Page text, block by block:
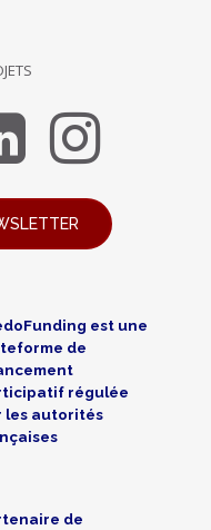
est une
de
régulée
les autorités
de